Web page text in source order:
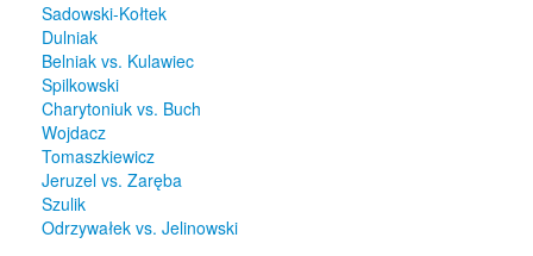
Sadowski-Kołtek
Dulniak
Belniak vs. Kulawiec
Spilkowski
Charytoniuk vs. Buch
Wojdacz
Tomaszkiewicz
Jeruzel vs. Zaręba
Szulik
Odrzywałek vs. Jelinowski